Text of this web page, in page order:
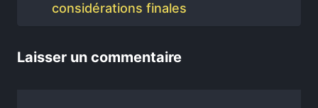
considérations finales
Laisser un commentaire